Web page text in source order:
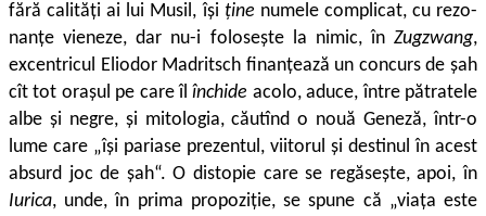
fără calități ai lui Musil, își ține numele complicat, cu rezo­
nanțe vieneze, dar nu-i folosește la nimic, în Zugzwang,
excentricul Eliodor Madritsch finanțează un concurs de șah
cît tot orașul pe ca­re îlînchide acolo, aduce, între pătratele
albe și negre, și mitolo­gia, căutînd o nouă Geneză, într-o
lume care „își pariase prezentul, viitorul și destinul în acest
absurd joc de șah“. O distopie care se regăsește, apoi, în
Iurica, unde, în prima propoziție, se spune că „viața este